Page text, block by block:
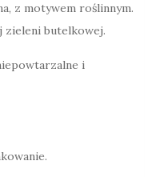
z motywem roślinnym.
zieleni butelkowej.
i